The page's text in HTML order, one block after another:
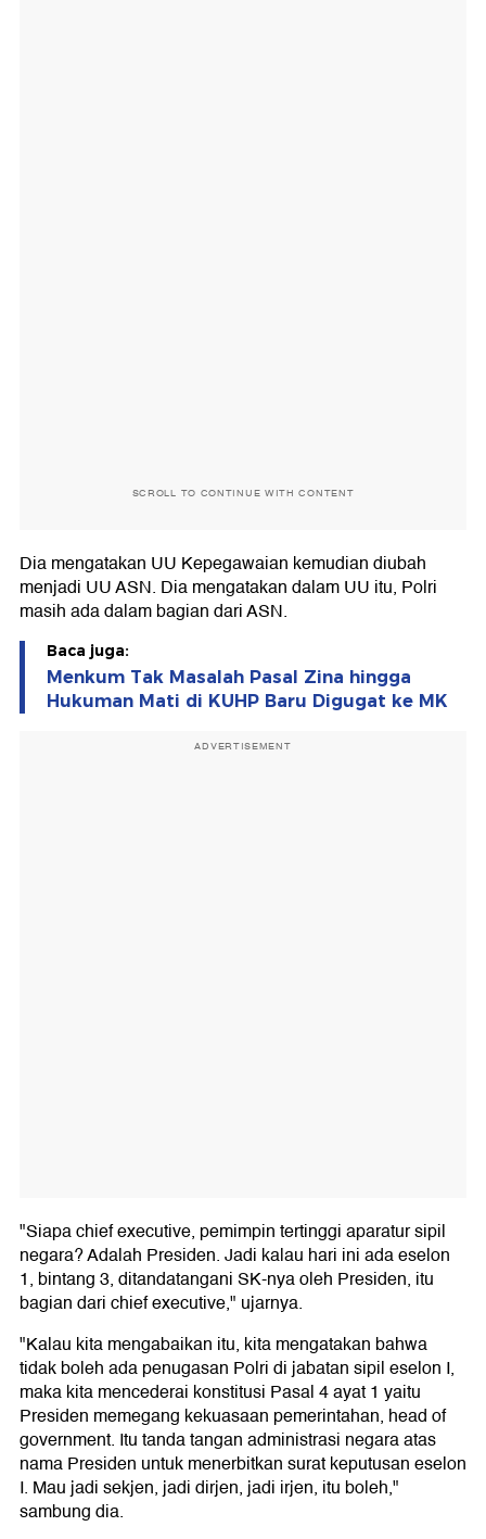
SCROLL TO CONTINUE WITH CONTENT
Dia mengatakan UU Kepegawaian kemudian diubah
menjadi UU ASN. Dia mengatakan dalam UU itu, Polri
masih ada dalam bagian dari ASN.
Baca juga:
Menkum Tak Masalah Pasal Zina hingga
Hukuman Mati di KUHP Baru Digugat ke MK
ADVERTISEMENT
"Siapa chief executive, pemimpin tertinggi aparatur sipil
negara? Adalah Presiden. Jadi kalau hari ini ada eselon
1, bintang 3, ditandatangani SK-nya oleh Presiden, itu
bagian dari chief executive," ujarnya.
"Kalau kita mengabaikan itu, kita mengatakan bahwa
tidak boleh ada penugasan Polri di jabatan sipil eselon I,
maka kita mencederai konstitusi Pasal 4 ayat 1 yaitu
Presiden memegang kekuasaan pemerintahan, head of
government. Itu tanda tangan administrasi negara atas
nama Presiden untuk menerbitkan surat keputusan eselon
I. Mau jadi sekjen, jadi dirjen, jadi irjen, itu boleh,"
sambung dia.